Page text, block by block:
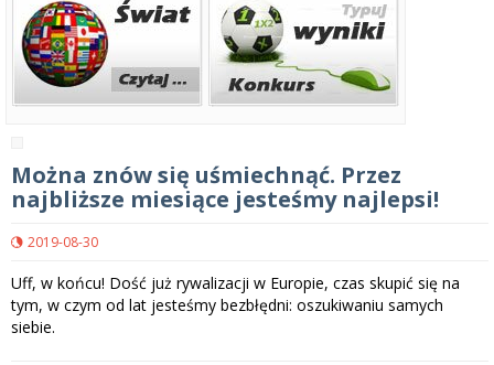
Można znów się uśmiechnąć. Przez
najbliższe miesiące jesteśmy najlepsi!
2019-08-30
Uff, w końcu! Dość już rywalizacji w Europie, czas skupić się na
tym, w czym od lat jesteśmy bezbłędni: oszukiwaniu samych
siebie.